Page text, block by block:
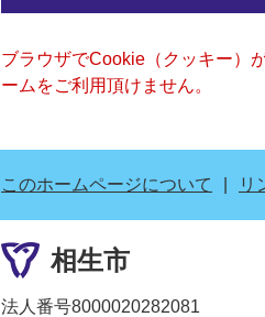
ブラウザでCookie（クッキー）
ームをご利用頂けません。
このホームページについて リ
相生市
法人番号8000020282081